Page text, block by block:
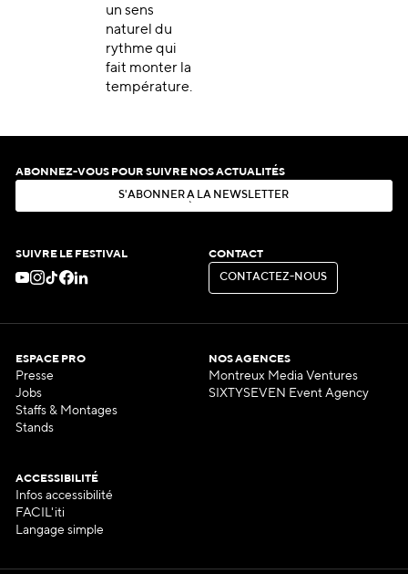
un sens
naturel du
rythme qui
fait monter la
température.
ABONNEZ-VOUS POUR SUIVRE NOS ACTUALITÉS
S'ABON N ER À LA N EWSLE ER
SUIVRE LE FESTIVAL CONTACT
CON ACT EZ-N OUS
CONTACTEZ-NOUS
ESPACE PRO
Presse
Jobs
Staffs & Montages
Stands
NOS AGENCES
Montreux Media Ventures
SIXTYSEVEN Event Agency
ACCESSIBILITÉ
Infos accessibilité
FACIL'iti
Langage simple